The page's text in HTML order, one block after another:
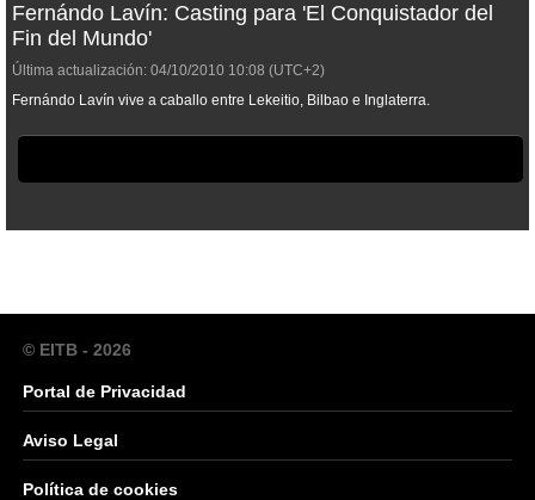
Fernándo Lavín: Casting para 'El Conquistador del
Fin del Mundo'
Última actualización: 04/10/2010 10:08 (UTC+2)
Fernándo Lavín vive a caballo entre Lekeitio, Bilbao e Inglaterra.
© EITB - 2026
Portal de Privacidad
Aviso Legal
Política de cookies